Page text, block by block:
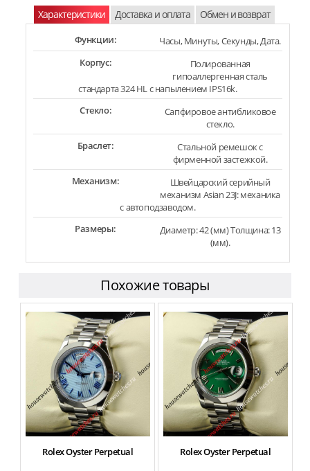
Характеристики Доставка и оплата Обмен и возврат
Функции:
Часы, Минуты, Секунды, Дата.
Корпус:
Полированная
гипоаллергенная сталь
стандарта 324 HL с напылением IPS16k.
Стекло:
Сапфировое антибликовое
стекло.
Браслет:
Стальной ремешок с
фирменной застежкой.
Механизм:
Швейцарский серийный
механизм Asian 23J: механика
с автоподзаводом.
Размеры:
Диаметр: 42 (мм) Толщина: 13
(мм).
Похожие товары
Rolex Oyster Perpetual Rolex Oyster Perpetual